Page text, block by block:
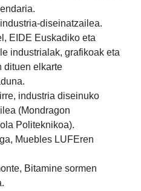
diseinatzailea.
EIDE Euskadiko eta
industrialak, grafikoak eta
dituen elkarte
industria diseinuko
(Mondragon
Politeknikoa).
Muebles LUFEren
Bitamine sormen